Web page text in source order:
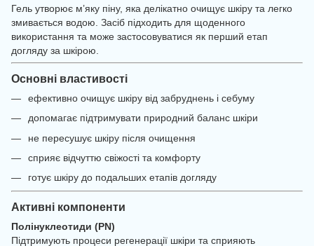
Гель утворює м’яку піну, яка делікатно очищує шкіру та легко
змивається водою. Засіб підходить для щоденного
використання та може застосовуватися як перший етап
догляду за шкірою.
Основні властивості
ефективно очищує шкіру від забруднень і себуму
допомагає підтримувати природний баланс шкіри
не пересушує шкіру після очищення
сприяє відчуттю свіжості та комфорту
готує шкіру до подальших етапів догляду
Активні компоненти
Полінуклеотиди (PN)
Підтримують процеси регенерації шкіри та сприяють